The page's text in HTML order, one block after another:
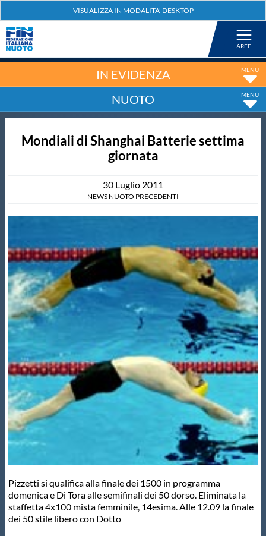
Nuoto
Tuffi
Fondo
Salvamento
Master
Formazione
GUG
Scuole Nuoto
Propaganda
Area Legislativa
IN EVIDENZA
NUOTO
Mondiali di Shanghai Batterie settima
giornata
30 Luglio 2011
NEWS NUOTO PRECEDENTI
Pizzetti si qualifica alla finale dei 1500 in programma
domenica e Di Tora alle semifinali dei 50 dorso. Eliminata la
staffetta 4x100 mista femminile, 14esima. Alle 12.09 la finale
dei 50 stile libero con Dotto